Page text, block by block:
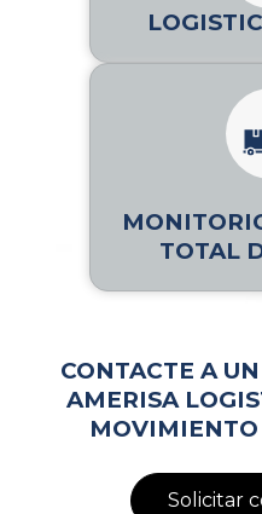
TOTAL
CONTACTE A
AMERISA
MOVIMIENTO
Solicitar